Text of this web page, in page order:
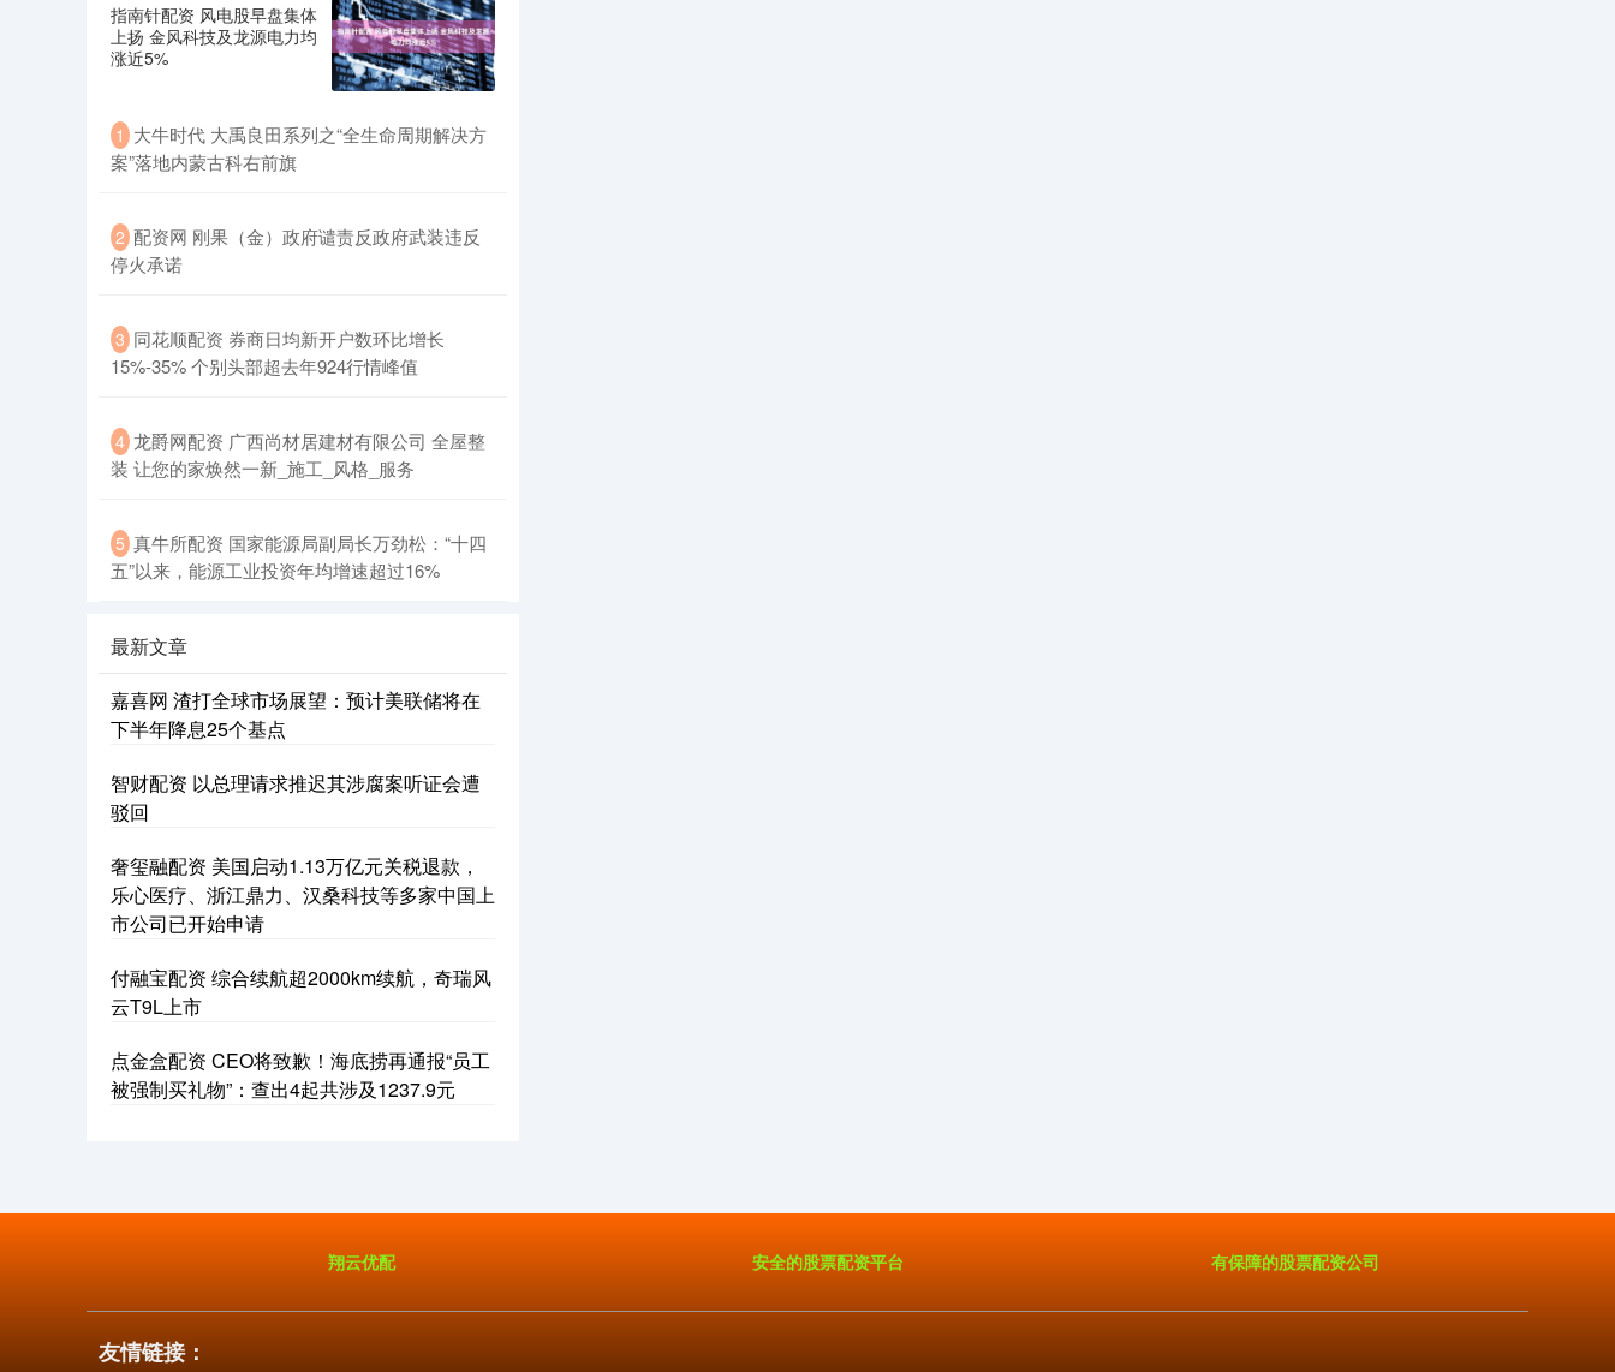
指南针配资 风电股早盘集体
上扬 金风科技及龙源电力均
涨近5%
1 大牛时代 大禹良田系列之“全生命周期解决方
案”落地内蒙古科右前旗
2 配资网 刚果（金）政府谴责反政府武装违反
停火承诺
3 同花顺配资 券商日均新开户数环比增长
15%-35% 个别头部超去年924行情峰值
4 龙爵网配资 广西尚材居建材有限公司 全屋整
装 让您的家焕然一新_施工_风格_服务
5 真牛所配资 国家能源局副局长万劲松：“十四
五”以来，能源工业投资年均增速超过16%
最新文章
嘉喜网 渣打全球市场展望：预计美联储将在
下半年降息25个基点
智财配资 以总理请求推迟其涉腐案听证会遭
驳回
奢玺融配资 美国启动1.13万亿元关税退款，
乐心医疗、浙江鼎力、汉桑科技等多家中国上
市公司已开始申请
付融宝配资 综合续航超2000km续航，奇瑞风
云T9L上市
点金盒配资 CEO将致歉！海底捞再通报“员工
被强制买礼物”：查出4起共涉及1237.9元
翔云优配 安全的股票配资平台 有保障的股票配资公司
友情链接：